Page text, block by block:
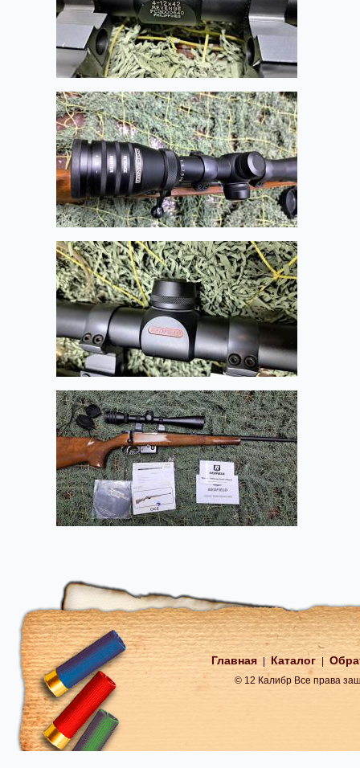
Главная Каталог
© 12 Калибр Все права